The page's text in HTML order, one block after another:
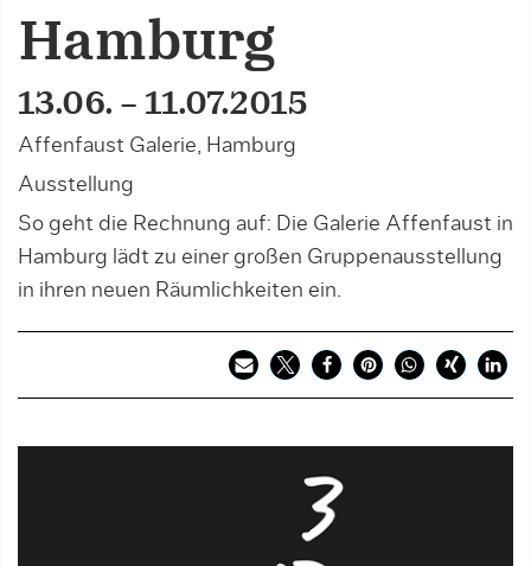
Hamburg
13.06. – 11.07.2015
Affenfaust Galerie, Hamburg
Ausstellung
So geht die Rechnung auf: Die Galerie Affenfaust in
Hamburg lädt zu einer großen Gruppenausstellung
in ihren neuen Räumlichkeiten ein.